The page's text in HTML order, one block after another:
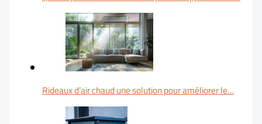
Rideaux d’air chaud une solution pour améliorer le…